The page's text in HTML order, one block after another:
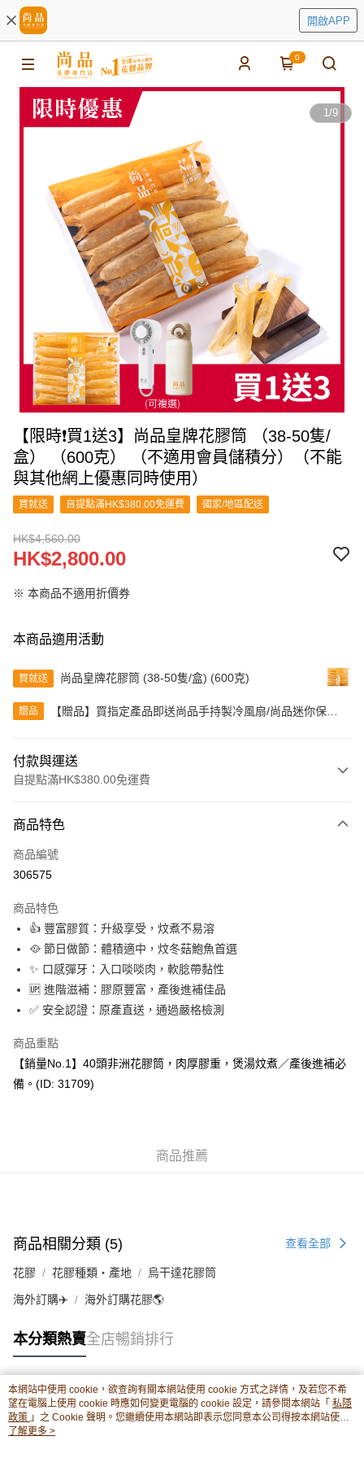
開啟APP
0
1/9
【限時❗買1送3】尚品皇牌花膠筒 （38-50隻/
盒） （600克） （不適用會員儲積分）（不能
與其他網上優惠同時使用）
買就送 自提點滿HK$380.00免運費 國家/地區配送
HK$4,560.00
HK$2,800.00
※ 本商品不適用折價券
本商品適用活動
買就送 尚品皇牌花膠筒 (38-50隻/盒) (600克)
贈品
【贈品】買指定產品即送尚品手持製冷風扇/尚品迷你保溫
付款與運送
自提點滿HK$380.00免運費
信用卡
Apple Pay
AlipayHK
PayMe
WeChat Pay
BoC Pay
其他轉帳方式
相關說明
轉數快識別碼(FPS ID)：4042362 中國銀行戶口：012-875-1-240680-7 匯
物流公司會改派其他自取點或其他配送方式。)
滿$380免運費 - 送貨到家(3-5個工作天內送達)
每筆HK$80.00，滿HK$380.00或以上免運費
付款後門市自取 (3-6天可到店取) (取貨請自備購物袋)
每筆HK$80.00，滿HK$380.00或以上免運費
海外送貨英國、澳洲、加拿大、馬來西亞、新加坡。不設滿
商品特色
商品編號
306575
商品特色
👍 豐富膠質：升級享受，炆煮不易溶
🥘 節日做節：體積適中，炆冬菇鮑魚首選
✨ 口感彈牙：入口啖啖肉，軟腍帶黏性
🆙 進階滋補：膠原豐富，產後進補佳品
✅ 安全認證：原產直送，通過嚴格檢測
商品重點
【銷量No.1】40頭非洲花膠筒，肉厚膠重，煲湯炆煮／產後進補必
備。(ID: 31709)
商品推薦
商品相關分類 (5) 查看全部
花膠 花膠種類・產地 烏干達花膠筒
海外訂購✈️ 海外訂購花膠🌎
本分類熱賣全店暢銷排行
熱門標籤
熱銷排行
本網站中使用 cookie，欲查詢有關本網站使用 cookie 方式之詳情，及若您不希
望在電腦上使用 cookie 時應如何變更電腦的 cookie 設定，請參閱本網站「 私隱
政策 」之 Cookie 聲明。您繼續使用本網站即表示您同意本公司得按本網站使用
條款之 Cookie 聲明使用 cookie。
了解更多 >